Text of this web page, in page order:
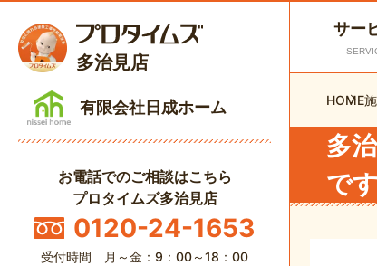
多治見店
有限会社日成ホーム
お電話でのご相談はこちら
プロタイムズ多治見店
0120-24-1653
受付時間 月～金：9：00～18：00
サー
HOME
多
です